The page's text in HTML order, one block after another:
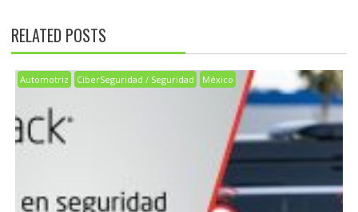
RELATED POSTS
Automotriz CiberSeguridad / Seguridad México